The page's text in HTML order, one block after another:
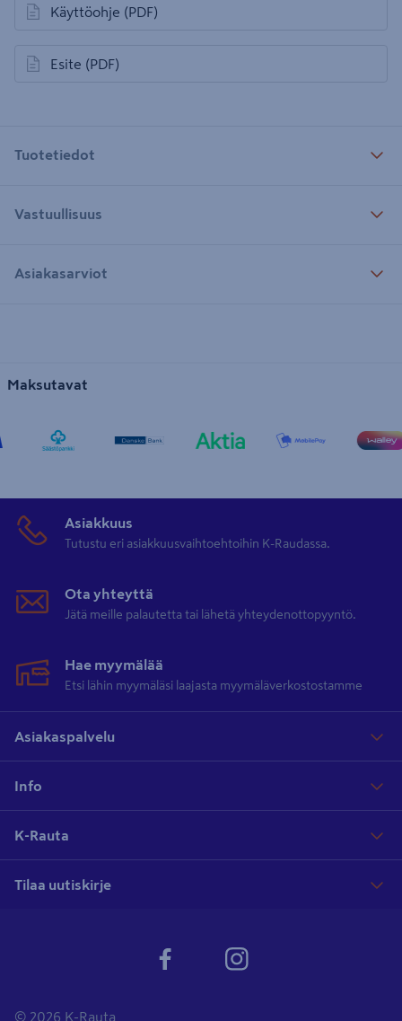
Käyttöohje (PDF)
avautuu uuteen välilehteen
Esite (PDF)
avautuu uuteen välilehteen
Tuotetiedot
Vastuullisuus
Asiakasarviot
Maksutavat
Asiakkuus
Tutustu eri asiakkuusvaihtoehtoihin K-Raudassa.
Ota yhteyttä
Jätä meille palautetta tai lähetä yhteydenottopyyntö.
Hae myymälää
Etsi lähin myymäläsi laajasta myymäläverkostostamme
Asiakaspalvelu
Info
K-Rauta
Tilaa uutiskirje
© 2026 K-Rauta